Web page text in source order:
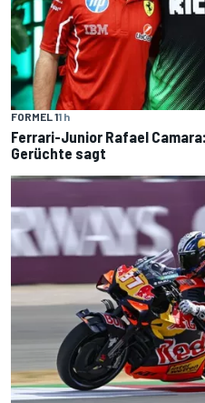
FORMEL 11 h
Ferrari-Junior Rafael
Gerüchte sagt